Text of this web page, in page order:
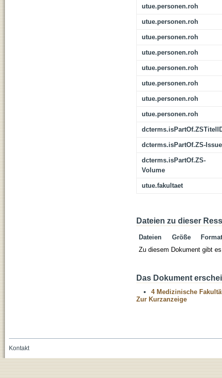
utue.personen.roh
utue.personen.roh
utue.personen.roh
utue.personen.roh
utue.personen.roh
utue.personen.roh
utue.personen.roh
utue.personen.roh
dcterms.isPartOf.ZS-Issue
dcterms.isPartOf.ZS-
Volume
utue.fakultaet
Dateien zu dieser
Dateien Größe
Format
Zu diesem Dokument gibt
Das Dokument
4 Medizinische
Zur Kurzanzeige
Kontakt